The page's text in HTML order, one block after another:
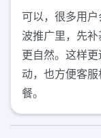
可以，很多用
波推广里，先
更自然。这样
动，也方便客
餐。